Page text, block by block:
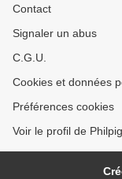
h 30, à l'Astral,
Montgeron (91)
Commissariat
Galerie de
Thonon-les-Bains
2017 à 18 h
Contact
Signaler un abus
C.G.U.
Cookies et données
Préférences cookies
Voir le profil de